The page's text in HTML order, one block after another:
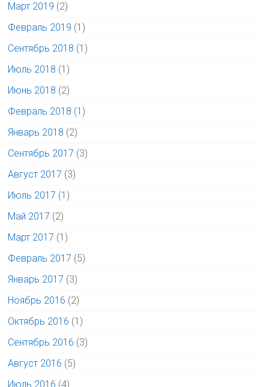
Март 2019 (2)
Февраль 2019 (1)
Сентябрь 2018 (1)
Июль 2018 (1)
Июнь 2018 (2)
Февраль 2018 (1)
Январь 2018 (2)
Сентябрь 2017 (3)
Август 2017 (3)
Июль 2017 (1)
Май 2017 (2)
Март 2017 (1)
Февраль 2017 (5)
Январь 2017 (3)
Ноябрь 2016 (2)
Октябрь 2016 (1)
Сентябрь 2016 (3)
Август 2016 (5)
Июль 2016 (4)